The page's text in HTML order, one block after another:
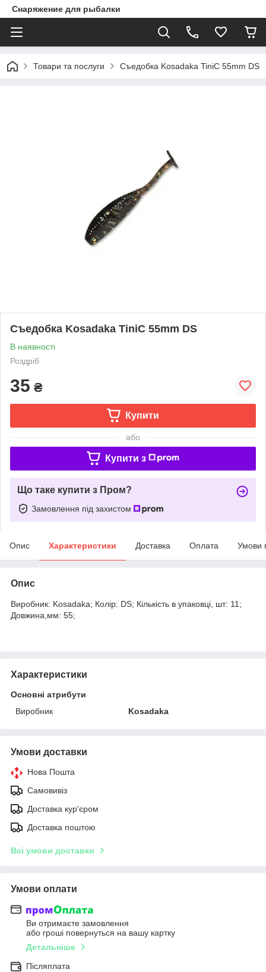
Снаряжение для рыбалки
Товари та послуги Съедобка Kosadaka TiniC 55mm DS
Съедобка Kosadaka TiniC 55mm DS
В наявності
Роздріб
35 ₴
Купити
або
Купити з
Що таке купити з Пром?
Замовлення під захистом
Опис Характеристики Доставка Оплата Умови
Опис
Виробник: Kosadaka; Колір: DS; Кількість в упаковці, шт: 11;
Довжина,мм: 55;
Характеристики
Основні атрибути
Виробник
Kosadaka
Умови доставки
Нова Пошта
Самовивіз
Доставка кур'єром
Доставка поштою
Всі умови доставки
Умови оплати
Ви отримаєте замовлення
або гроші повернуться на вашу картку
Детальніше
Післяплата